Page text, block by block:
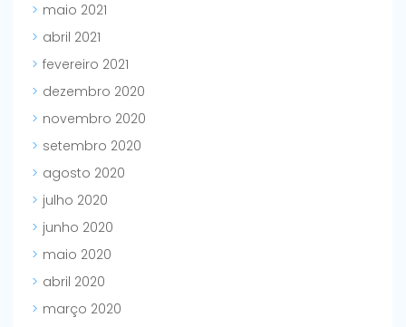
maio 2021
abril 2021
fevereiro 2021
dezembro 2020
novembro 2020
setembro 2020
agosto 2020
julho 2020
junho 2020
maio 2020
abril 2020
março 2020